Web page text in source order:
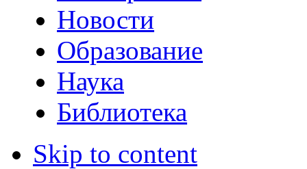
Новости
Образование
Наука
Библиотека
Skip to content